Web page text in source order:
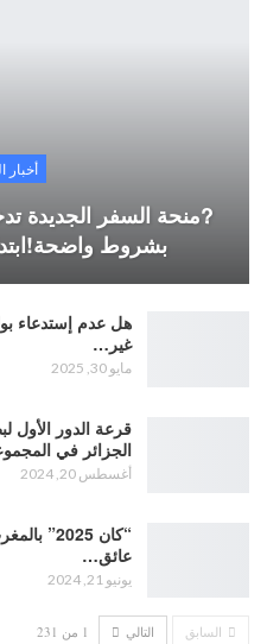
أخبار
بشروط واضحة!ابتداءً من
هل عدم إستدعاء
غير…
مايو 30, 2025
قرعة الدور الأول
الجزائر في
أغسطس 20, 2024
“كان
عائق…
يونيو 21, 2024
السابق التالي 1 من 231